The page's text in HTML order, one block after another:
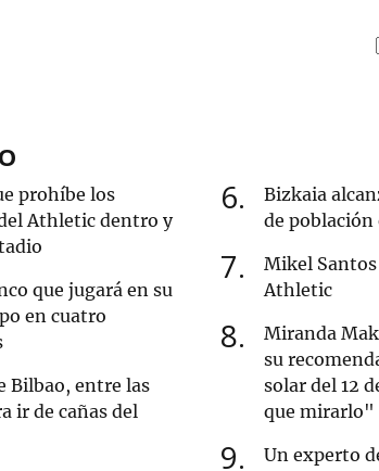
prohíbe los
Athletic dentro y
que jugará en su
en cuatro
Bilbao, entre las
ir de cañas del
6
Bizkaia
de población
7
Mikel Santos
Athletic
8
Miranda
su
solar del 12
que mirarlo"
9
Un experto